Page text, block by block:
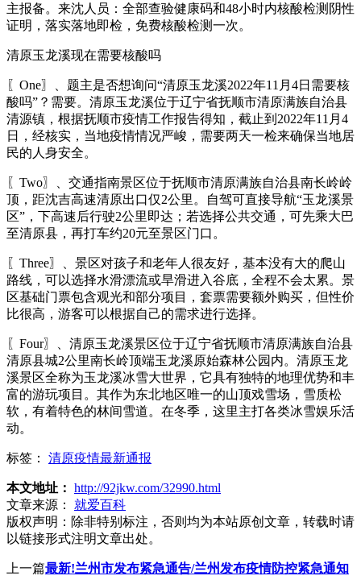
主报备。来沈人员：全部查验健康码和48小时内核酸检测阴性
证明，落实落地即检，免费核酸检测一次。
清原玉龙溪现在需要核酸吗
〖One〗、题主是否想询问“清原玉龙溪2022年11月4日需要核
酸吗”？需要。清原玉龙溪位于辽宁省抚顺市清原满族自治县
清源镇，根据抚顺市疫情工作报告得知，截止到2022年11月4
日，经核实，当地疫情情况严峻，需要两天一检来确保当地居
民的人身安全。
〖Two〗、交通指南景区位于抚顺市清原满族自治县南长岭岭
顶，距沈吉高速清原出口仅2公里。自驾可直接导航“玉龙溪景
区”，下高速后行驶2公里即达；若选择公共交通，可先乘大巴
至清原县，再打车约20元至景区门口。
〖Three〗、景区对孩子和老年人很友好，基本没有大的爬山
路线，可以选择水滑漂流或旱滑进入谷底，全程不会太累。景
区基础门票包含观光和部分项目，套票需要额外购买，但性价
比很高，游客可以根据自己的需求进行选择。
〖Four〗、清原玉龙溪景区位于辽宁省抚顺市清原满族自治县
清原县城2公里南长岭顶端玉龙溪原始森林公园内。清原玉龙
溪景区全称为玉龙溪冰雪大世界，它具有独特的地理优势和丰
富的游玩项目。其作为东北地区唯一的山顶戏雪场，雪质松
软，有着特色的林间雪道。在冬季，这里主打各类冰雪娱乐活
动。
标签： 清原疫情最新通报
本文地址： http://92jkw.com/32990.html
文章来源：
就爱百科
版权声明： 除非特别标注，否则均为本站原创文章，转载时请
以链接形式注明文章出处。
上一篇最新!兰州市发布紧急通告/兰州发布疫情防控紧急通知